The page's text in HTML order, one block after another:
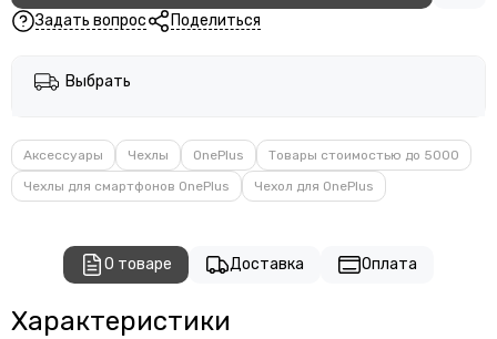
Задать вопрос Поделиться
Выбрать
Аксессуары Чехлы OnePlus
Товары стоимостью до 5000
Чехлы для смартфонов OnePlus
Чехол для OnePlus
О товаре Доставка Оплата
Характеристики